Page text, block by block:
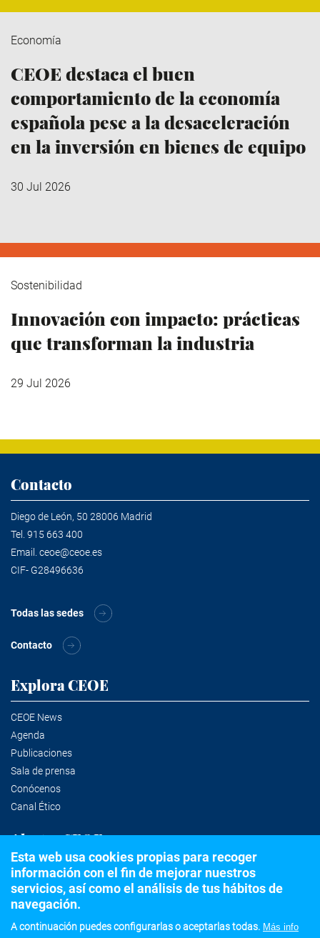
Economía
CEOE destaca el buen
comportamiento de la economía
española pese a la desaceleración
en la inversión en bienes de equipo
30 Jul 2026
Sostenibilidad
Innovación con impacto: prácticas
que transforman la industria
29 Jul 2026
Contacto
Diego de León, 50 28006 Madrid
Tel. 915 663 400
Email. ceoe@ceoe.es
CIF- G28496636
Todas las sedes
Contacto
Explora CEOE
CEOE News
Agenda
Publicaciones
Sala de prensa
Conócenos
Canal Ético
Alertas CEOE
Suscríbete a la newsletter
Esta web usa cookies propias para recoger
información con el fin de mejorar nuestros
servicios, así como el análisis de tus hábitos de
navegación.
A continuación puedes configurarlas o aceptarlas todas. Más info